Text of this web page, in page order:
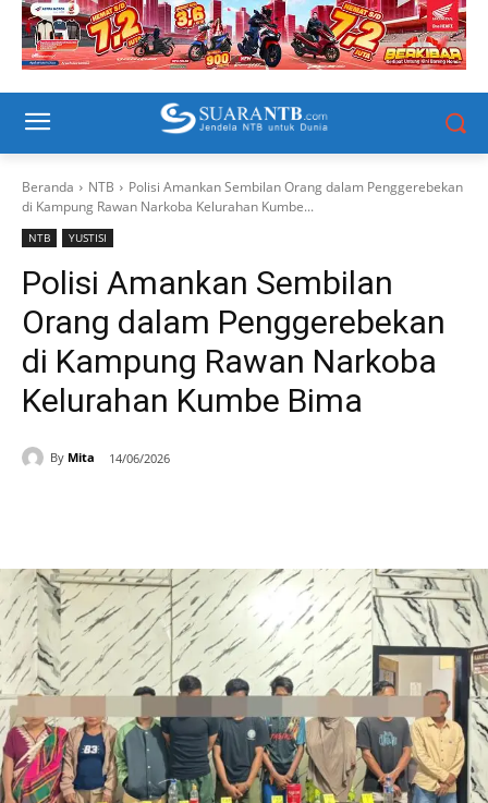
Beranda NTB
Polisi Amankan Sembilan Orang dalam Penggerebekan
di Kampung Rawan Narkoba Kelurahan Kumbe...
NTB YUSTISI
Polisi Amankan Sembilan
Orang dalam Penggerebekan
di Kampung Rawan Narkoba
Kelurahan Kumbe Bima
By Mita 14/06/2026